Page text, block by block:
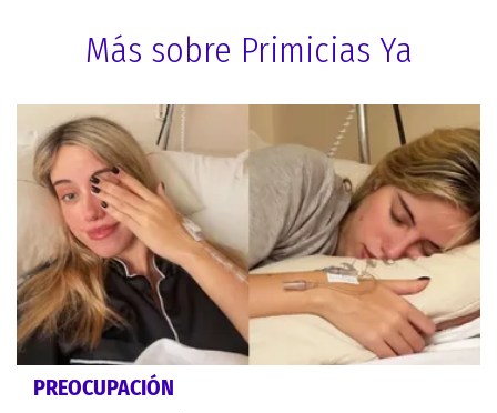
Más sobre Primicias Ya
PREOCUPACIÓN